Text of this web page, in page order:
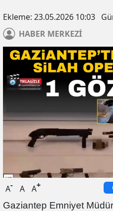
Ekleme: 23.05.2026 10:03
HABER MERKEZİ
A- A A+
Gaziantep Emniyet